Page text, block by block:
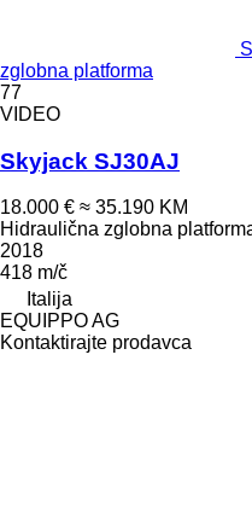
zglobna platforma
77
VIDEO
Skyjack SJ30AJ
18.000 € ≈ 35.190 KM
Hidraulična zglobna
2018
418 m/č
Italija
EQUIPPO AG
Kontaktirajte prodavca